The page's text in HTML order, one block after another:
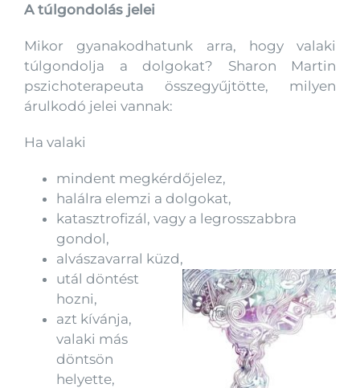
A túlgondolás jelei
Mikor gyanakodhatunk arra, hogy valaki
túlgondolja a dolgokat? Sharon Martin
pszichoterapeuta összegyűjtötte, milyen
árulkodó jelei vannak:
Ha valaki
mindent megkérdőjelez,
halálra elemzi a dolgokat,
katasztrofizál, vagy a legrosszabbra
gondol,
alvászavarral küzd,
utál döntést
hozni,
azt kívánja,
valaki más
döntsön
helyette,